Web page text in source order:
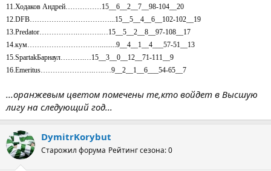
11.Ходаков Андрей……………15__6__2__7__98-104__20
12.DFB……………………………...15__5__4__6__102-102__19
13.Predator…………….……….…15__5__2__8__97-108__17
14.кум………………………….........9__4__1__4___57-51__13
15.SpartakБарнаул……….…15__3__0__12__71-111__9
16.Emeritus………………….…..…9__2__1__6___54-65__7
...оранжевым цветом помечены те,кто войдет в Высшую
лигу на следующий год...
DymitrKorybut
Старожил форума Рейтинг сезона: 0